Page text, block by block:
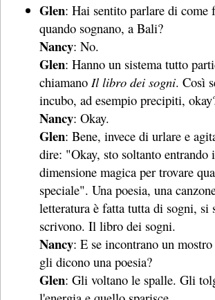
Glen: Hai sentito parlare di come
quando sognano, a Bali?
Nancy: No.
Glen: Hanno un sistema tutto
chiamanoIl libro dei sogni. Così
incubo, ad esempio precipiti,
Nancy: Okay.
Glen: Bene, invece di urlare e
dire: "Okay, sto soltanto entrando
dimensione magica per trovare
speciale". Una poesia, una
letteratura è fatta tutta di sogni, si
scrivono. Il libro dei sogni.
Nancy: E se incontrano un
gli dicono una poesia?
Glen: Gli voltano le spalle. Gli